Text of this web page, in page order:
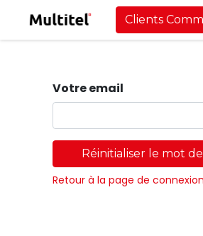
Clients
Votre email
Réinitialiser le mot de
Retour à la page de connexion